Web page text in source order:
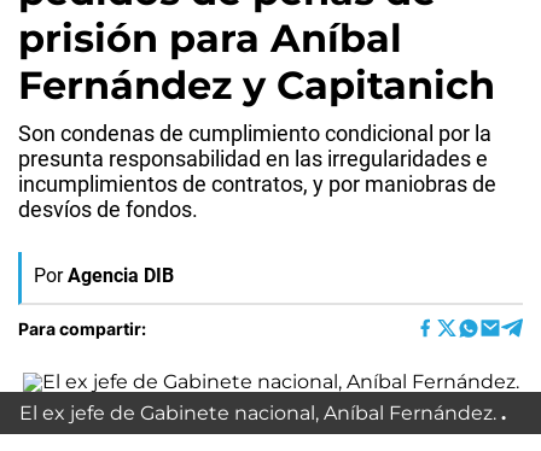
prisión para Aníbal
Fernández y Capitanich
Son condenas de cumplimiento condicional por la
presunta responsabilidad en las irregularidades e
incumplimientos de contratos, y por maniobras de
desvíos de fondos.
Por Agencia DIB
Para compartir:
El ex jefe de Gabinete nacional, Aníbal Fernández.